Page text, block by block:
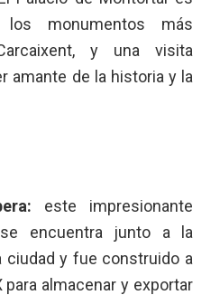
monumentos más
y una visita
amante de la historia y la
este impresionante
encuentra junto a la
ciudad y fue construido a
almacenar y exportar